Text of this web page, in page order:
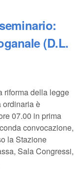
(D.L.
riforma della legge
ordinaria è
07.00 in prima
convocazione,
la Stazione
Sala Congressi,